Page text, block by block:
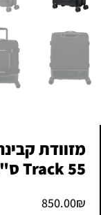
Track 55 ס"מ שחור
850.00₪